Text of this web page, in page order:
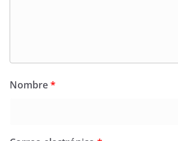
Nombre*